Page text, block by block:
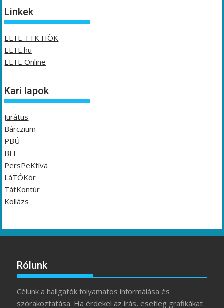
Linkek
ELTE TTK HÖK
ELTE.hu
ELTE Online
Kari lapok
Jurátus
Bárczium
PBÚ
BIT
PersPeKtíva
LáTÓKör
TátKontúr
Kollázs
Rólunk
Célunk a hallgatók folyamatos informálása és
szórakoztatása. Ha érdekel az írás, esetleg grafikákat